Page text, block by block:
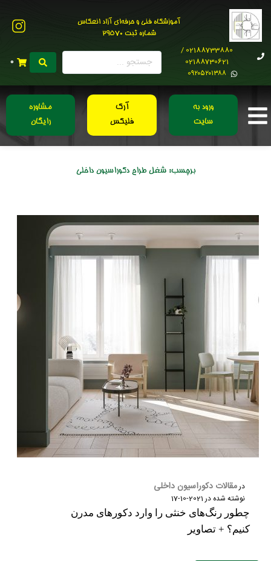
آموزشگاه فنی و حرفه‌ای آزاد انعکاس
شماره ثبت 29570
02188733880 /
02188730621
0۹۲۰۵۲۰۱۳۸۸
0
ورود به
سایت
آرک
فلیکس
مشاوره
رایگان
برچسب:شغل طراح دکوراسیون داخلی
درمقالات دکوراسیون داخلی
نوشته شده در2021-10-17
چطور رنگ‌های خنثی را وارد دکورهای مدرن
کنیم؟ + تصاویر